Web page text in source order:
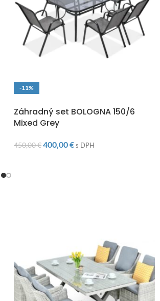
-11%
Záhradný set BOLOGNA 150/6
Mixed Grey
450,00€400,00€s DPH